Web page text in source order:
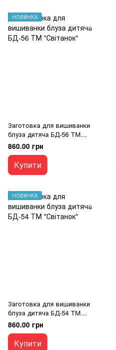
НОВИНКА
Заготовка для вишиванки
блуза дитяча БД-56 ТМ
"Світанок"
860.00 грн
Купити
НОВИНКА
Заготовка для вишиванки
блуза дитяча БД-54 ТМ
"Світанок"
860.00 грн
Купити